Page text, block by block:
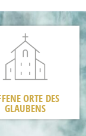
ORTE DES
GLAUBENS